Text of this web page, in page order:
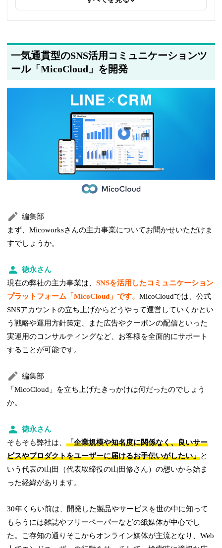
筆者情報を更新しました
一気通貫型のSNS活用コミュニケーションツ
ール「MicoCloud」を開発
編集部
まず、Micoworksさんの主力事業についてお聞かせいただけま
すでしょうか。
徳永さん
現在の弊社の主力事業は、SNSを活用したコミュニケーション
プラットフォーム「MicoCloud」です。MicoCloudでは、公式
SNSアカウントの立ち上げからどうやって運営していくかとい
う戦略や運用方針策定、また広告やクーポンの配信といった
実運用のコンサルティングなど、お客様を全面的にサポート
することが可能です。
編集部
「MicoCloud」を立ち上げたきっかけは何だったのでしょう
か。
徳永さん
そもそも弊社は、「企業規模や知名度に関係なく、良いサー
ビスやプロダクトをユーザーに届けるお手伝いがしたい」と
いう代表の山田（代表取締役の山田修さん）の想いから始ま
った経緯があります。
30年くらい前は、開発した製品やサービスを世の中に知って
もらうには雑誌やフリーペーパーなどの紙媒体が中心でし
た。ご存知の通りそこからオンライン媒体が主流となり、Web